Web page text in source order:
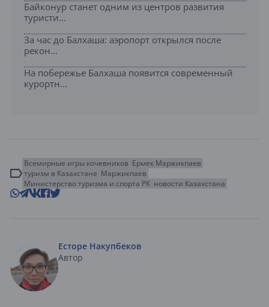
Байконур станет одним из центров развития
туристи...
За час до Балхаша: аэропорт открылся после
рекон...
На побережье Балхаша появится современный
курортн...
Всемирные игры кочевников Ермек Маржикпаев
туризм в Казахстане Маржикпаев
Министерство туризма и спорта РК новости Казахстана
Есторе Накупбеков
Автор